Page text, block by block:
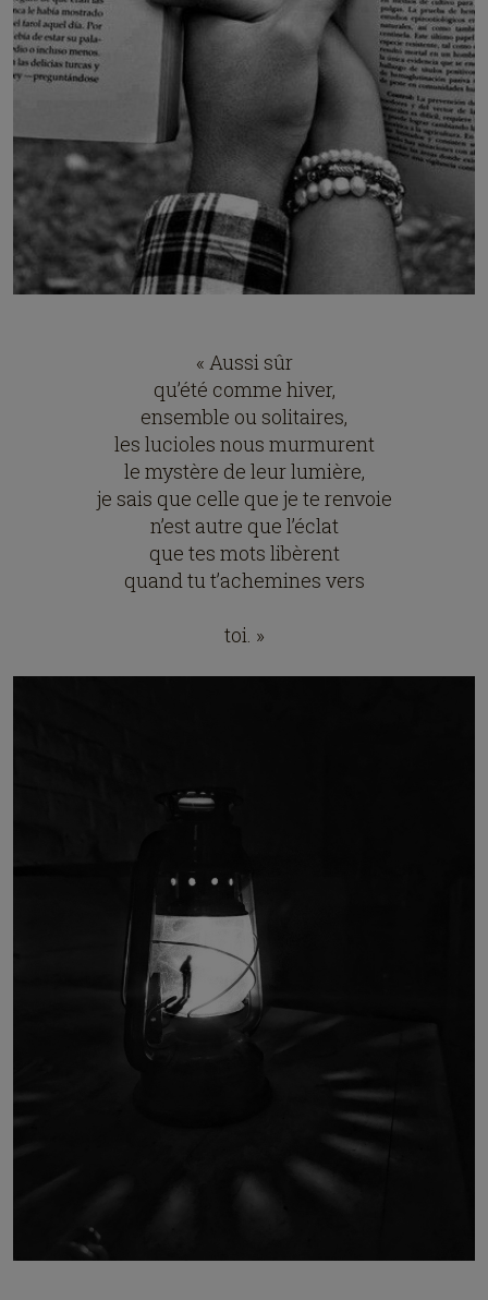
« Aussi sûr
qu’été comme hiver,
ensemble ou solitaires,
les lucioles nous murmurent
le mystère de leur lumière,
je sais que celle que je te renvoie
n’est autre que l’éclat
que tes mots libèrent
quand tu t’achemines vers
toi. »